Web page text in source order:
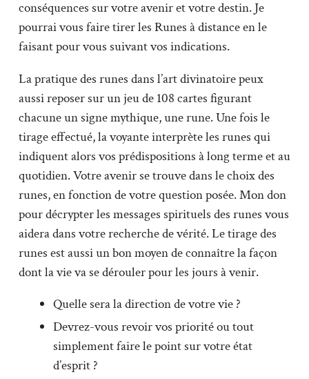
conséquences sur votre avenir et votre destin. Je
pourrai vous faire tirer les Runes à distance en le
faisant pour vous suivant vos indications.
La pratique des runes dans l’art divinatoire peux
aussi reposer sur un jeu de 108 cartes figurant
chacune un signe mythique, une rune. Une fois le
tirage effectué, la voyante interprète les runes qui
indiquent alors vos prédispositions à long terme et au
quotidien. Votre avenir se trouve dans le choix des
runes, en fonction de votre question posée. Mon don
pour décrypter les messages spirituels des runes vous
aidera dans votre recherche de vérité. Le tirage des
runes est aussi un bon moyen de connaître la façon
dont la vie va se dérouler pour les jours à venir.
Quelle sera la direction de votre vie ?
Devrez-vous revoir vos priorité ou tout
simplement faire le point sur votre état
d’esprit ?